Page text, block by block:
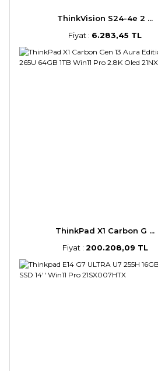
ThinkVision S24-4e 2 ...
Fiyat : 6.283,45 TL
ThinkPad X1 Carbon G ...
Fiyat : 200.208,09 TL